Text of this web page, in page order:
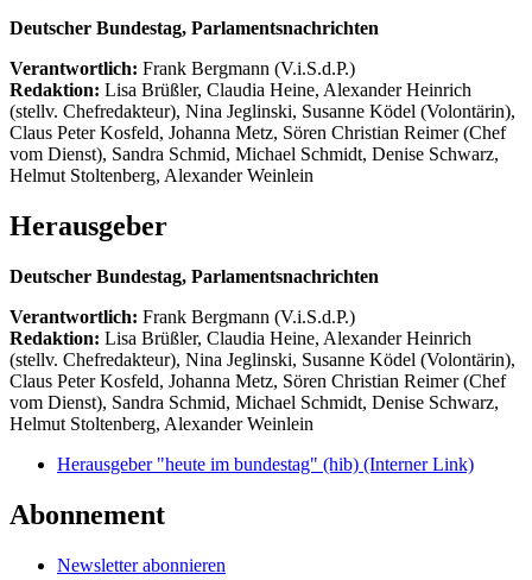
Deutscher Bundestag, Parlamentsnachrichten
Verantwortlich: Frank Bergmann (V.i.S.d.P.)
Redaktion: Lisa Brüßler, Claudia Heine, Alexander Heinrich
(stellv. Chefredakteur), Nina Jeglinski, Susanne Ködel (Volontärin),
Claus Peter Kosfeld, Johanna Metz, Sören Christian Reimer (Chef
vom Dienst), Sandra Schmid, Michael Schmidt, Denise Schwarz,
Helmut Stoltenberg, Alexander Weinlein
Herausgeber
Deutscher Bundestag, Parlamentsnachrichten
Verantwortlich: Frank Bergmann (V.i.S.d.P.)
Redaktion: Lisa Brüßler, Claudia Heine, Alexander Heinrich
(stellv. Chefredakteur), Nina Jeglinski, Susanne Ködel (Volontärin),
Claus Peter Kosfeld, Johanna Metz, Sören Christian Reimer (Chef
vom Dienst), Sandra Schmid, Michael Schmidt, Denise Schwarz,
Helmut Stoltenberg, Alexander Weinlein
Herausgeber "heute im bundestag" (hib) (Interner Link)
Abonnement
Newsletter abonnieren